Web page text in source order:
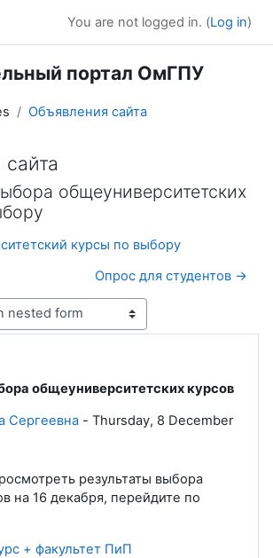
You are not logged in. (Log in)
портал ОмГПУ
Объявления сайта
общеуниверситетских
курсы по выбору
Опрос для студентов →
общеуниверситетских курсов
Сергеевна - Thursday, 8 December
0
результаты выбора
на 16 декабря, перейдите по
+ факультет ПиП